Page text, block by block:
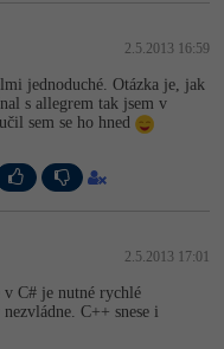
2.5.2013 16:59
jednoduché. Otázka je, jak
s allegrem tak jsem v
sem se ho hned
2.5.2013 17:01
v C# je nutné rychlé
C++ snese i